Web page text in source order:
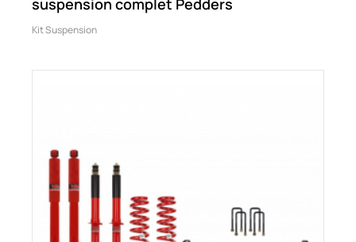
suspension complet Pedders
Kit Suspension